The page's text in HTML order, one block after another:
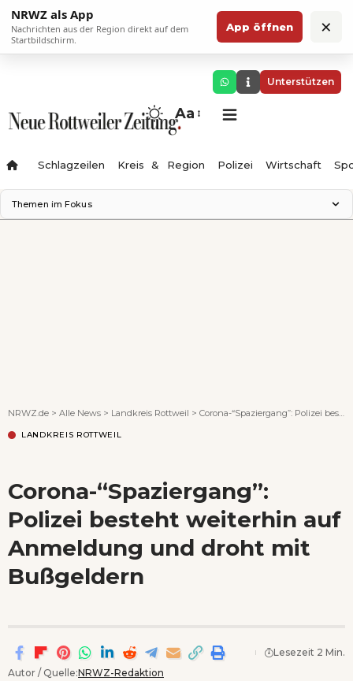
NRWZ als App
Nachrichten aus der Region direkt auf dem
Startbildschirm.
App öffnen ×
Unterstützen
Aa
Schlagzeilen Kreis & Region Polizei Wirtschaft
Themen im Fokus
NRWZ.de > Alle News > Landkreis Rottweil > Corona-“Spaziergang”: Polizei besteht weiterhin auf Anmeldung und droht mit Bußgeldern
LANDKREIS ROTTWEIL
Corona-“Spaziergang”:
Polizei besteht weiterhin auf
Anmeldung und droht mit
Bußgeldern
Autor / Quelle:NRWZ-Redaktion
Lesezeit 2 Min.